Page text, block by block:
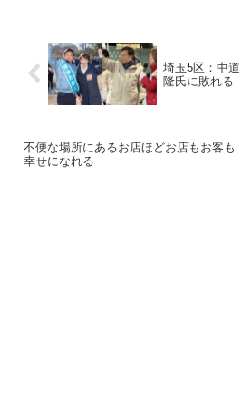
埼玉5区：中
隆氏に敗れる
不便な場所にあるお店ほどお店もお客も
幸せになれる